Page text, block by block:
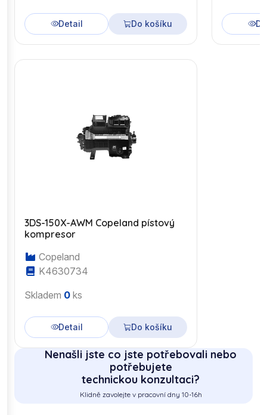
Detail Do košíku
3DS-150X-AWM Copeland pístový
kompresor
Copeland
K4630734
Skladem 0 ks
Detail Do košíku
Nenašli jste co jste potřebovali nebo
potřebujete
technickou konzultaci?
Klidně zavolejte v pracovní dny 10-16h